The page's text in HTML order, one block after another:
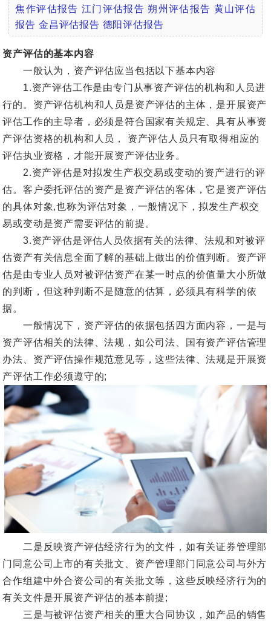
焦作评估报告 江门评估报告 朔州评估报告 黄山评估
报告 金昌评估报告 德阳评估报告
资产评估的基本内容
一般认为，资产评估应当包括以下基本内容
1.资产评估工作是由专门从事资产评估的机构和人员进
行的。资产评估机构和人员是资产评估的主体，是开展资产
评估工作的主导者，必须是符合国家有关规定、具有从事资
产评估资格的机构和人员， 资产评估人员只有取得相应的
评估执业资格，才能开展资产评估业务。
2.资产评估是对拟发生产权交易或变动的资产进行的评
估。客户委托评估的资产是资产评估的客体，它是资产评估
的具体对象,也称为评估对象，一般情况下，拟发生产权交
易或变动是资产需要评估的前提。
3.资产评估是评估人员依据有关的法律、法规和对被评
估资产有关信息全面了解的基础上做出的价值判断。资产评
估是由专业人员对被评估资产在某一时点的价值量大小所做
的判断，但这种判断不是随意的估算，必须具有科学的依
据。
一般情况下，资产评估的依据包括四方面内容，一是与
资产评估相关的法律、法规，如公司法、国有资产评估管理
办法、资产评估操作规范意见等，这些法律、法规是开展资
产评估工作必须遵守的;
二是反映资产评估经济行为的文件，如有关证券管理部
门同意公司上市的有关批文、资产管理部门同意公司与外方
合作组建中外合资公司的有关批文等，这些反映经济行为的
有关文件是开展资产评估的基本前提;
三是与被评估资产相关的重大合同协议，如产品的销售